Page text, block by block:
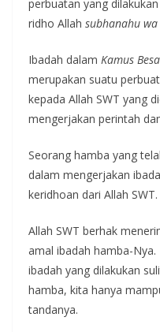
perbuatan yang
ridho Allah subhanahu wa
Ibadah dalam Kamus
merupakan suatu
kepada Allah SWT yang
mengerjakan perintah
Seorang hamba yang
dalam mengerjakan
keridhoan dari Allah SWT.
Allah SWT berhak
amal ibadah hamba-
ibadah yang dilakukan
hamba, kita hanya
tandanya.